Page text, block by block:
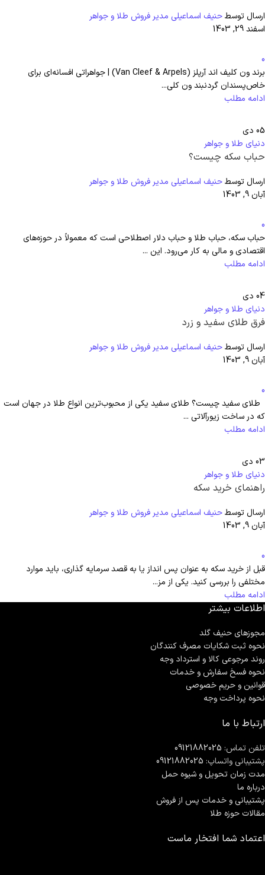
ارسال توسطحنیف اسماعیلی مدیر فروش طلا و جواهر
اسفند 29, 1403
0
برند ون کلیف اند آرپلز (Van Cleef & Arpels) | جواهراتی افسانه‌ای برای
خاص‌پسندان گردنبند ون کلی...
ادامه مطلب
05 دی
دنیای طلا و جواهر
حباب سکه چیست؟
ارسال توسطحنیف اسماعیلی مدیر فروش طلا و جواهر
آبان 9, 1403
0
حباب سکه، حباب طلا و حباب دلار اصطلاحی است که معمولاً در حوزه‌های
اقتصادی و مالی به کار می‌رود. این ...
ادامه مطلب
04 دی
دنیای طلا و جواهر
فرق طلای سفید و زرد
ارسال توسطحنیف اسماعیلی مدیر فروش طلا و جواهر
آبان 9, 1403
0
طلای سفید چیست؟ طلای سفید یکی از محبوب‌ترین انواع طلا در جهان است
که در ساخت زیورآلاتی ...
ادامه مطلب
03 دی
دنیای طلا و جواهر
راهنمای خرید سکه
ارسال توسطحنیف اسماعیلی مدیر فروش طلا و جواهر
آبان 9, 1403
0
قبل از خرید سکه به عنوان پس انداز یا به قصد سرمایه گذاری، باید موارد
مختلفی را بررسی کنید. یکی از مز...
ادامه مطلب
اطلاعات بیشتر
مجوزهای حنیف گلد
نحوه ثبت شكايات مصرف كنندگان
روند مرجوعی کالا و استرداد وجه
نحوه فسخ سفارش و خدمات
قوانین و حریم خصوصی
نحوه پرداخت وجه
ارتباط با ما
تلفن تماس: 09121882025
پشتیبانی واتساپ: 09121882025
مدت زمان تحويل و شیوه حمل
درباره ما
پشتیبانی و خدمات پس از فروش
مقالات حوزه طلا
اعتماد شما افتخار ماست